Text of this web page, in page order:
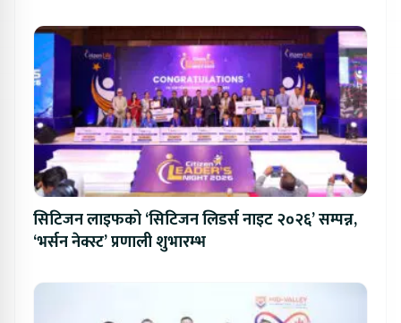
सिटिजन लाइफको ‘सिटिजन लिडर्स नाइट २०२६’ सम्पन्न,
‘भर्सन नेक्स्ट’ प्रणाली शुभारम्भ